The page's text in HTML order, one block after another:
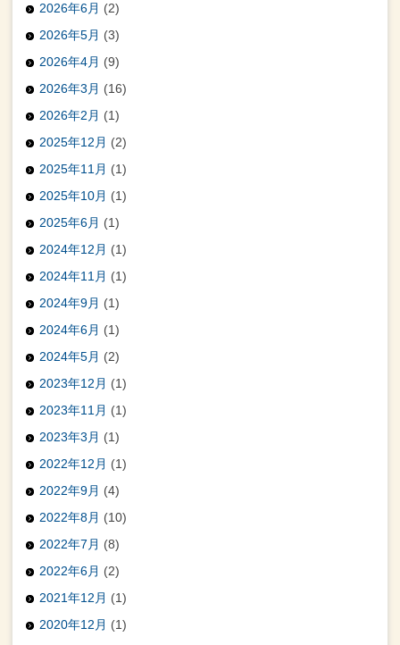
2026年6月 (2)
2026年5月 (3)
2026年4月 (9)
2026年3月 (16)
2026年2月 (1)
2025年12月 (2)
2025年11月 (1)
2025年10月 (1)
2025年6月 (1)
2024年12月 (1)
2024年11月 (1)
2024年9月 (1)
2024年6月 (1)
2024年5月 (2)
2023年12月 (1)
2023年11月 (1)
2023年3月 (1)
2022年12月 (1)
2022年9月 (4)
2022年8月 (10)
2022年7月 (8)
2022年6月 (2)
2021年12月 (1)
2020年12月 (1)